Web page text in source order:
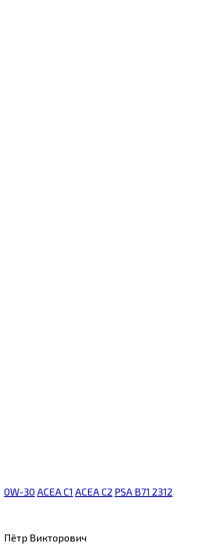
0W-30 ACEA C1 ACEA C2 PSA B71 2312
Пётр Викторович